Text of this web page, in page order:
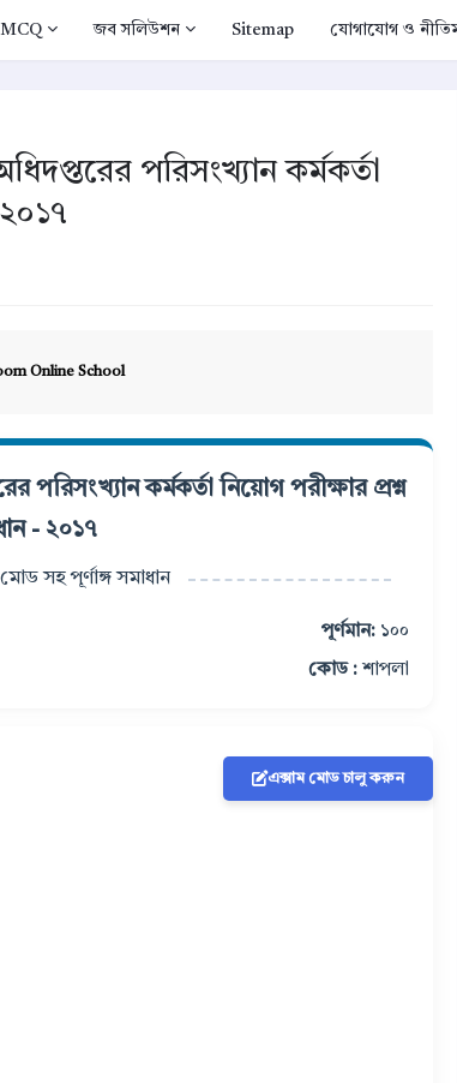
MCQ জব সলিউশন Sitemap যোগাযোগ ও
পরিসংখ্যান কর্মকর্তা
Online School
পরিসংখ্যান কর্মকর্তা নিয়োগ পরীক্ষার প্রশ্ন
- ২০১৭
মোড সহ পূর্ণাঙ্গ সমাধান
পূর্ণমান: ১০০
কোড : শাপলা
এক্সাম মোড চালু করুন